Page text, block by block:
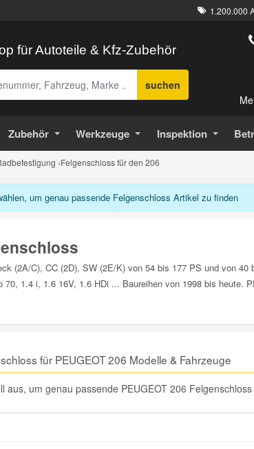
1.200.000
für Autoteile & Kfz-Zubehör
suchen
Zubehör Werkzeuge Inspektion
›Felgenschloss für den 206
um genau passende Felgenschloss Artikel zu finden
(2A/C), CC (2D), SW (2E/K) von 54 bis 177 PS und von 40
1.4 i, 1.6 16V, 1.6 HDi ... Baureihen von 1998 bis heute.
für PEUGEOT 206 Modelle & Fahrzeuge
aus, um genau passende PEUGEOT 206